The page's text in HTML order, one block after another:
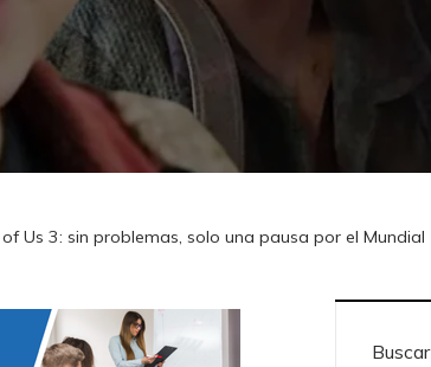
Us 3: sin problemas, solo una pausa por el Mundial
Buscar